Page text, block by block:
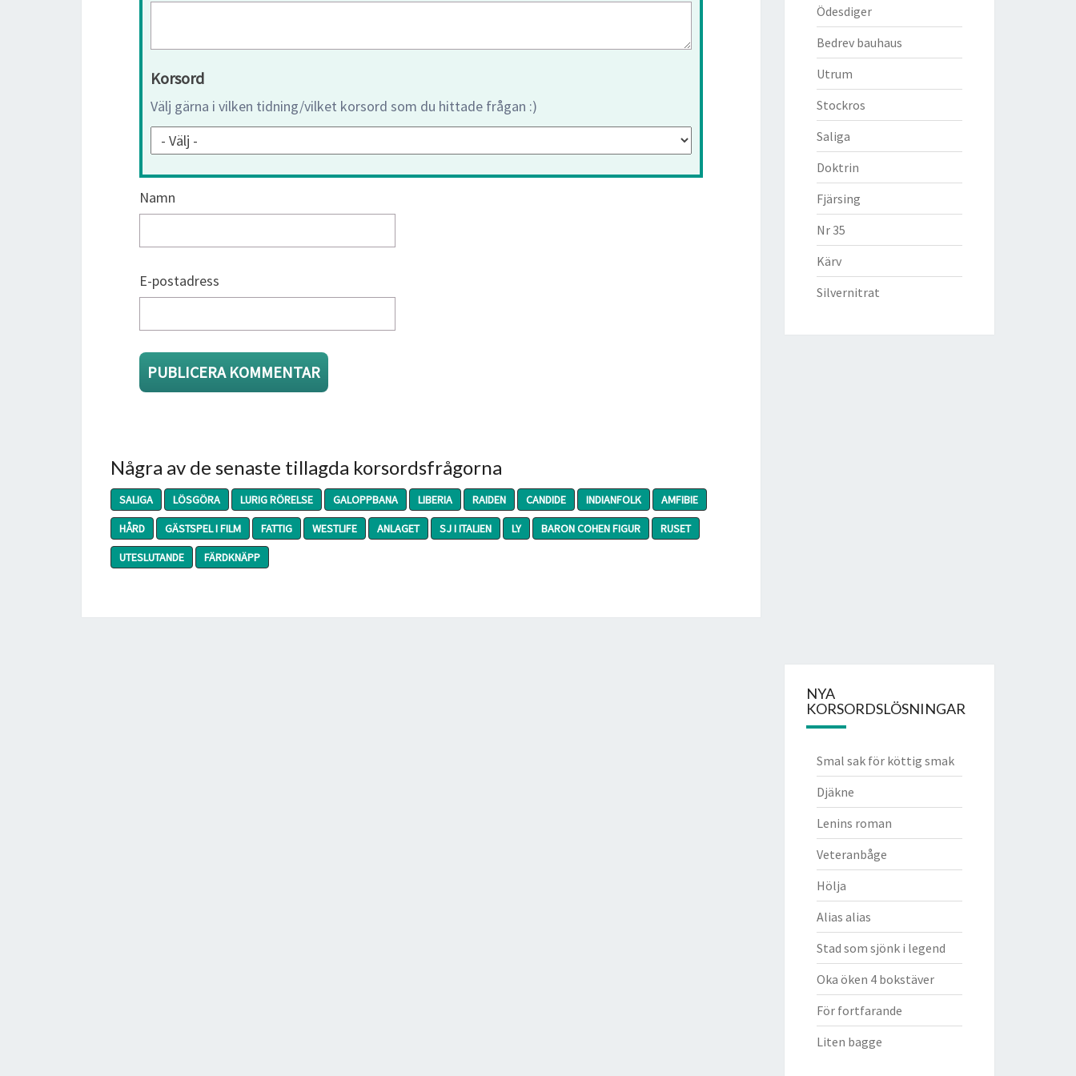
Korsord
Välj gärna i vilken tidning/vilket korsord som du hittade frågan :)
Namn
E-postadress
Några av de senaste tillagda korsordsfrågorna
SALIGA LÖSGÖRA LURIG RÖRELSE GALOPPBANA LIBERIA RAIDEN CANDIDE INDIANFOLK
AMFIBIE
HÅRD
GÄSTSPEL I FILM FATTIG WESTLIFE ANLAGET SJ I ITALIEN LY BARON COHEN FIGUR
RUSET
UTESLUTANDE
FÄRDKNÄPP
Ödesdiger
Bedrev bauhaus
Utrum
Stockros
Saliga
Doktrin
Fjärsing
Nr 35
Kärv
Silvernitrat
NYA
KORSORDSLÖSNINGAR
Smal sak för köttig smak
Djäkne
Lenins roman
Veteranbåge
Hölja
Alias alias
Stad som sjönk i legend
Oka öken 4 bokstäver
För fortfarande
Liten bagge